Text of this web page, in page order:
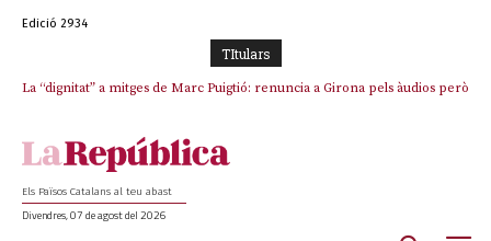
Edició 2934
TItulars
La “dignitat” a mitges de Marc Puigtió: renuncia a Girona pels àudios però
Els Països Catalans al teu abast
Divendres, 07 de agost del 2026